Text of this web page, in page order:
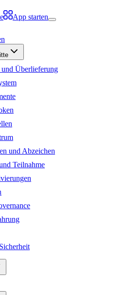
App starten
und Überlieferung
und Abzeichen
Teilnahme